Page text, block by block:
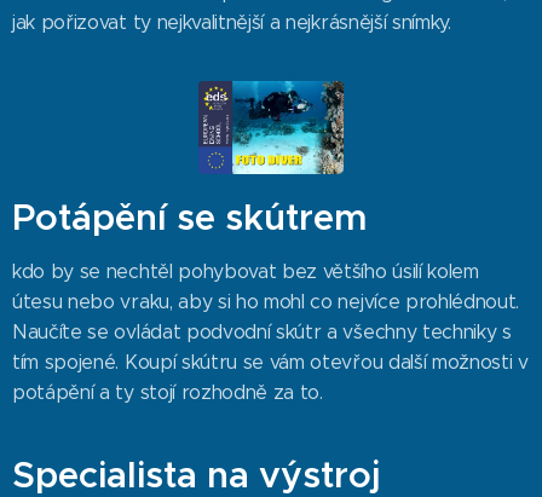
jak pořizovat ty nejkvalitnější a nejkrásnější snímky.
Potápění se skútrem
kdo by se nechtěl pohybovat bez většího úsilí kolem
útesu nebo vraku, aby si ho mohl co nejvíce prohlédnout.
Naučíte se ovládat podvodní skútr a všechny techniky s
tím spojené. Koupí skútru se vám otevřou další možnosti v
potápění a ty stojí rozhodně za to.
Specialista na výstroj